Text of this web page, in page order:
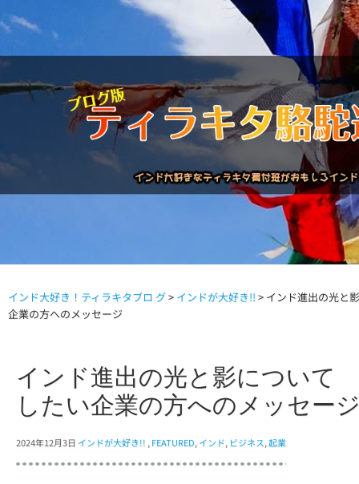
駱駝通信バックナンバー
インド大好き！ティラキタブロ グ> インドが大好き!! > インド進出の光と
企業の方へのメッセージ
インド進出の光と影について
したい企業の方へのメッセー
2024年12月3日 インドが大好き!! , FEATURED, インド, ビジネス,起業